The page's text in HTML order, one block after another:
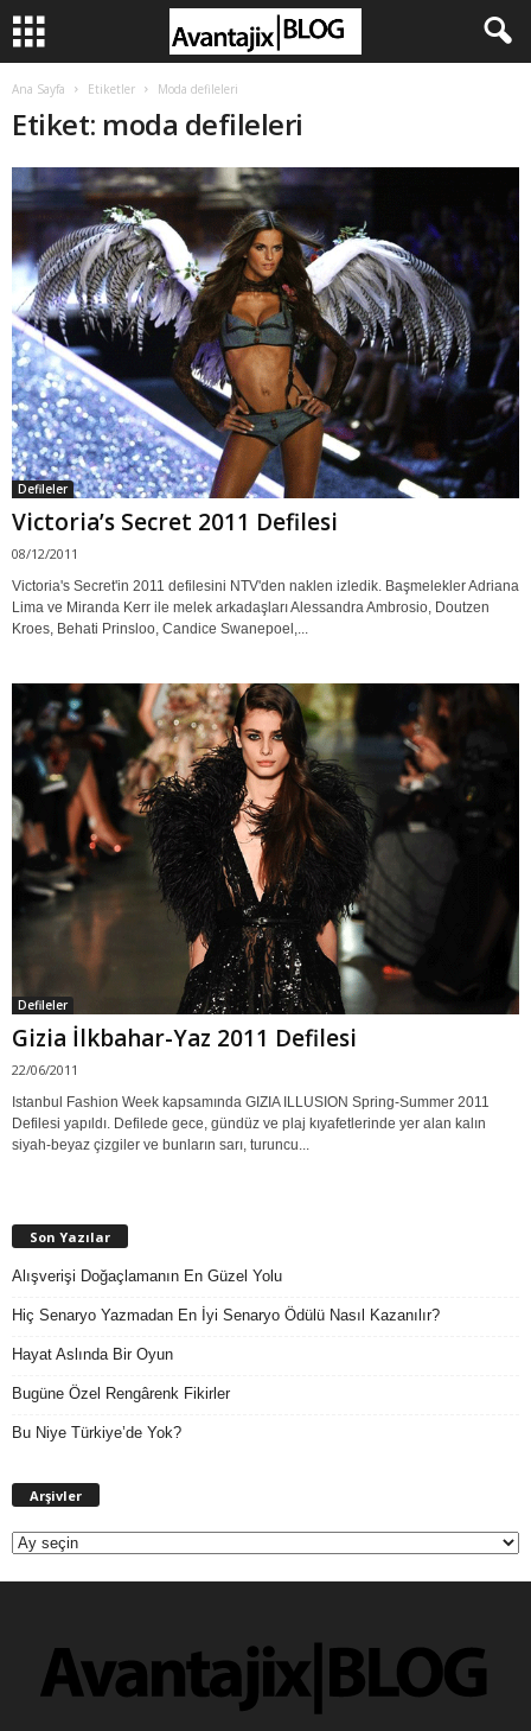
Ana Sayfa Etiketler Moda defileleri
Etiket: moda defileleri
Defileler
Victoria’s Secret 2011 Defilesi
08/12/2011
Victoria's Secret'in 2011 defilesini NTV'den naklen izledik. Başmelekler Adriana
Lima ve Miranda Kerr ile melek arkadaşları Alessandra Ambrosio, Doutzen
Kroes, Behati Prinsloo, Candice Swanepoel,...
Defileler
Gizia İlkbahar-Yaz 2011 Defilesi
22/06/2011
Istanbul Fashion Week kapsamında GIZIA ILLUSION Spring-Summer 2011
Defilesi yapıldı. Defilede gece, gündüz ve plaj kıyafetlerinde yer alan kalın
siyah-beyaz çizgiler ve bunların sarı, turuncu...
Son Yazılar
Alışverişi Doğaçlamanın En Güzel Yolu
Hiç Senaryo Yazmadan En İyi Senaryo Ödülü Nasıl Kazanılır?
Hayat Aslında Bir Oyun
Bugüne Özel Rengârenk Fikirler
Bu Niye Türkiye’de Yok?
Arşivler